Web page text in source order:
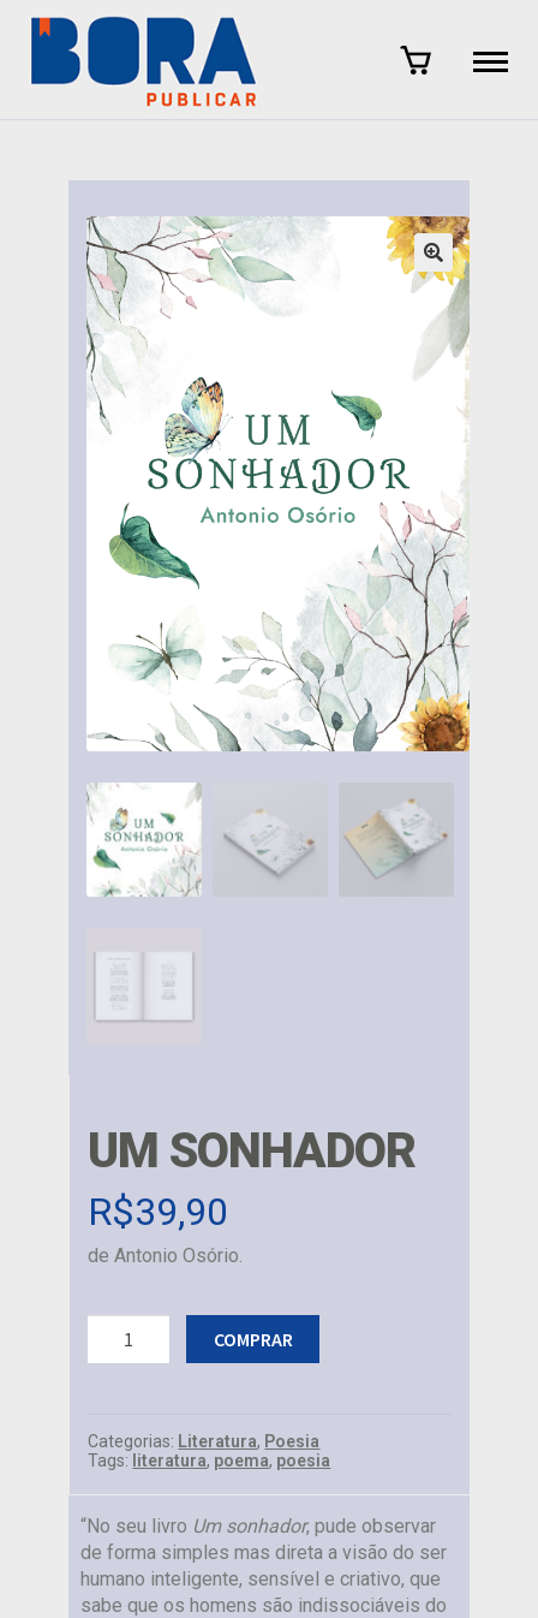
UM SONHADOR
R$39,90
de Antonio Osório.
sonhador
COMPRAR
Categorias: Literatura, Poesia
Tags: literatura, poema, poesia
“No seu livro Um sonhador, pude observar
de forma simples mas direta a visão do ser
humano inteligente, sensível e criativo, que
sabe que os homens são indissociáveis do